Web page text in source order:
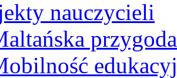
nauczycieli